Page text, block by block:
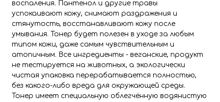
воспаления. Пантенол и другие травы
успокаивают кожу, снимают раздражения и
стянутость, восстанавливают кожу после
умывания. Тонер будет полезен в уходе за любым
типом кожи, даже самым чувствительным и
атопичным. Все ингредиенты - веганские, продукт
не тестируется на животных, а экологически
чистая упаковка перерабатывается полностью,
без какого-либо вреда для окружающей среды.
Тонер имеет специальную облегчённую водянистую